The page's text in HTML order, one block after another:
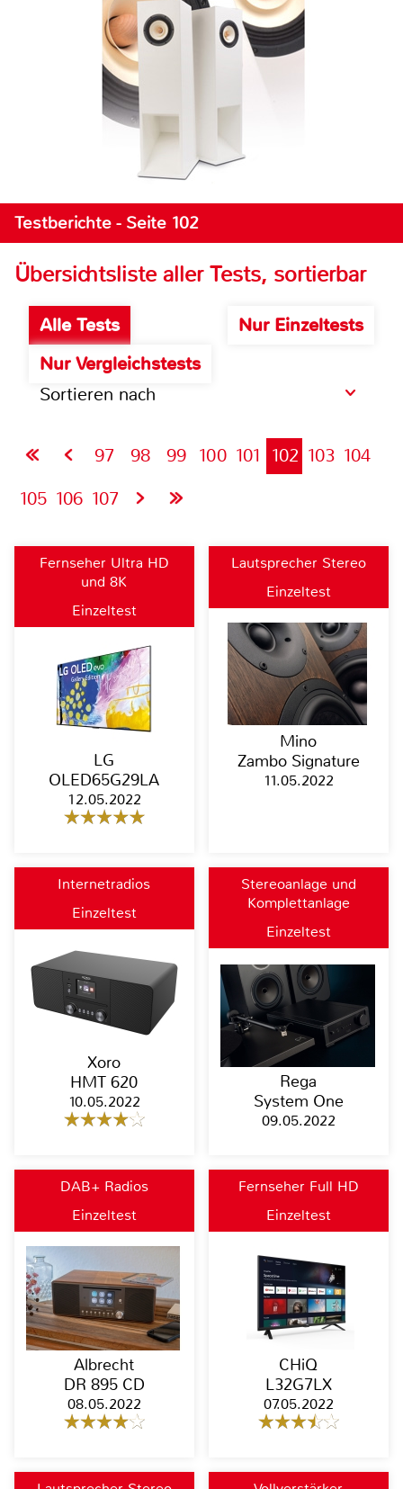
Testberichte - Seite 102
Übersichtsliste aller Tests, sortierbar
Alle Tests
Nur Einzeltests
Nur Vergleichstests
Sortieren nach
97 98 99 100 101 102 103 104
105 106 107
Fernseher Ultra HD
und 8K
Einzeltest
LG
OLED65G29LA
12.05.2022
Lautsprecher Stereo
Einzeltest
Mino
Zambo Signature
11.05.2022
Internetradios
Einzeltest
Xoro
HMT 620
10.05.2022
Stereoanlage und
Komplettanlage
Einzeltest
Rega
System One
09.05.2022
DAB+ Radios
Einzeltest
Albrecht
DR 895 CD
08.05.2022
Fernseher Full HD
Einzeltest
CHiQ
L32G7LX
07.05.2022